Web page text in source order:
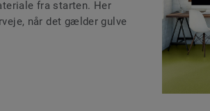
fra starten. Her
når det gælder gulve